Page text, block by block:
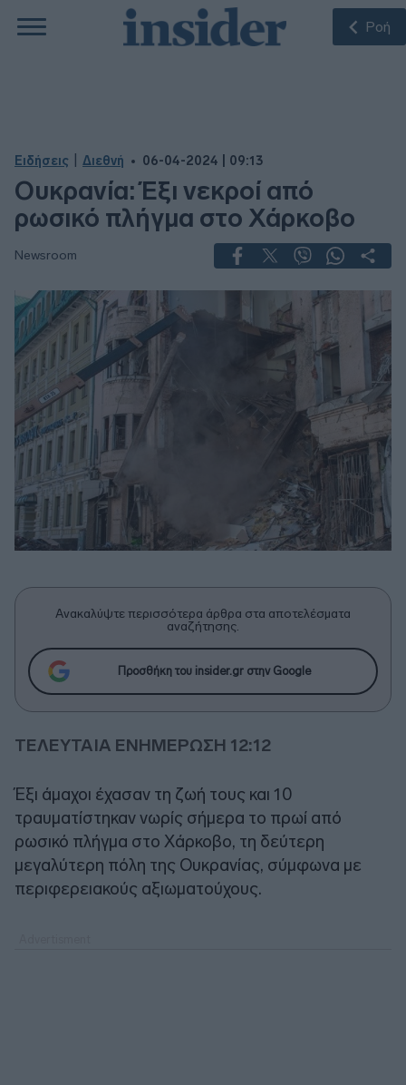
Ροή
Ειδήσεις Διεθνή 06-04-2024 | 09:13
Ουκρανία: Έξι νεκροί από
ρωσικό πλήγμα στο Χάρκοβο
Newsroom
Ανακαλύψτε περισσότερα άρθρα στα αποτελέσματα
αναζήτησης.
Προσθήκη του insider.gr στην Google
ΤΕΛΕΥΤΑΙΑ ΕΝΗΜΕΡΩΣΗ 12:12
Έξι άμαχοι έχασαν τη ζωή τους και 10
τραυματίστηκαν νωρίς σήμερα το πρωί από
ρωσικό πλήγμα στο Χάρκοβο, τη δεύτερη
μεγαλύτερη πόλη της Ουκρανίας, σύμφωνα με
περιφερειακούς αξιωματούχους.